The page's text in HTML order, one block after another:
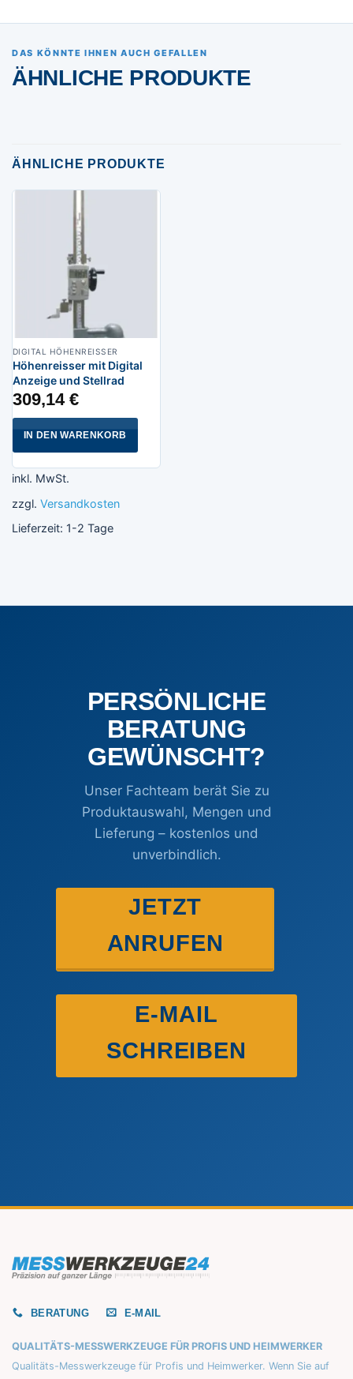
DAS KÖNNTE IHNEN AUCH GEFALLEN
ÄHNLICHE PRODUKTE
ÄHNLICHE PRODUKTE
DIGITAL HÖHENREISSER
Höhenreisser mit Digital
Anzeige und Stellrad
309,14 €
IN DEN WARENKORB
inkl. MwSt.
zzgl. Versandkosten
Lieferzeit: 1-2 Tage
PERSÖNLICHE
BERATUNG
GEWÜNSCHT?
Unser Fachteam berät Sie zu
Produktauswahl, Mengen und
Lieferung – kostenlos und
unverbindlich.
JETZT
ANRUFEN
E-MAIL
SCHREIBEN
BERATUNG E-MAIL
QUALITÄTS-MESSWERKZEUGE FÜR PROFIS UND HEIMWERKER
Qualitäts-Messwerkzeuge für Profis und Heimwerker. Wenn Sie auf